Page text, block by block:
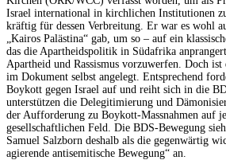
Israel international in kirchlichen Institutionen
kräftig für dessen Verbreitung. Er war es wohl
„Kairos Palästina“ gab, um so – auf ein
das die Apartheidspolitik in Südafrika
Apartheid und Rassismus vorzuwerfen. Doch ist
im Dokument selbst angelegt. Entsprechend
Boykott gegen Israel auf und reiht sich in die
unterstützen die Delegitimierung und
der Aufforderung zu Boykott-Massnahmen auf
gesellschaftlichen Feld. Die BDS-Bewegung
Samuel Salzborn deshalb als die gegenwärtig
agierende antisemitische Bewegung“ an.